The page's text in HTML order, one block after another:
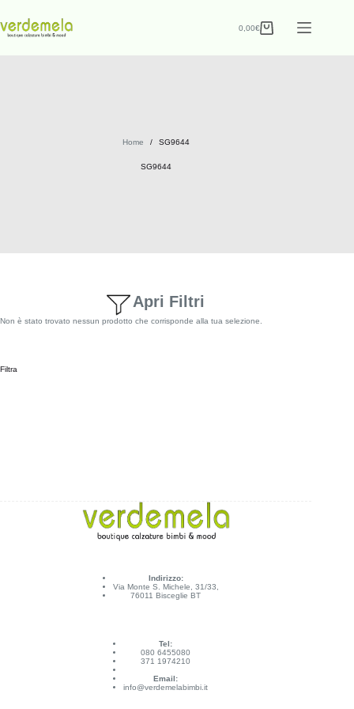
0,00€
Home / SG9644
SG9644
Apri Filtri
Non è stato trovato nessun prodotto che corrisponde alla tua selezione.
Filtra
Indirizzo:
Via Monte S. Michele, 31/33,
76011 Bisceglie BT
Tel:
080 6455080
371 1974210
Email:
info@verdemelabimbi.it